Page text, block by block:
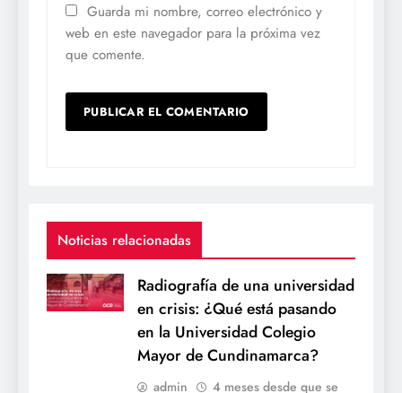
Guarda mi nombre, correo electrónico y
web en este navegador para la próxima vez
que comente.
Noticias relacionadas
Radiografía de una universidad
en crisis: ¿Qué está pasando
en la Universidad Colegio
Mayor de Cundinamarca?
admin
4 meses desde que se